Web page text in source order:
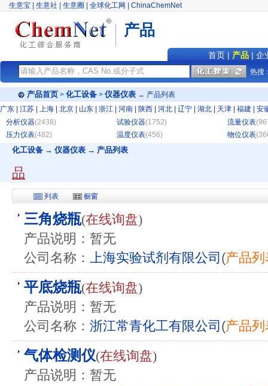
生意宝 生意社 生意圈 全球化工网 ChinaChemNet
产品
首页| 产品| 企
热搜
产品首页 > 化工设备 > 仪器仪表 → 产品列表
广东
江苏 上海 北京 山东 浙江 河南 陕西 河北 辽宁 湖北 天津 福建
安
分析仪器(2438) 试验仪器(1752) 流量仪表
压力仪表(482) 温度仪表(456) 物位仪表
化工设备 → 仪器仪表 → 产品列表
品
列表 橱窗
三角烧瓶(在线询盘)
产品说明：暂无
公司名称： 上海实验试剂有限公司 (产品
平底烧瓶(在线询盘)
产品说明：暂无
公司名称： 浙江常青化工有限公司 (产品
气体检测仪(在线询盘)
产品说明：暂无